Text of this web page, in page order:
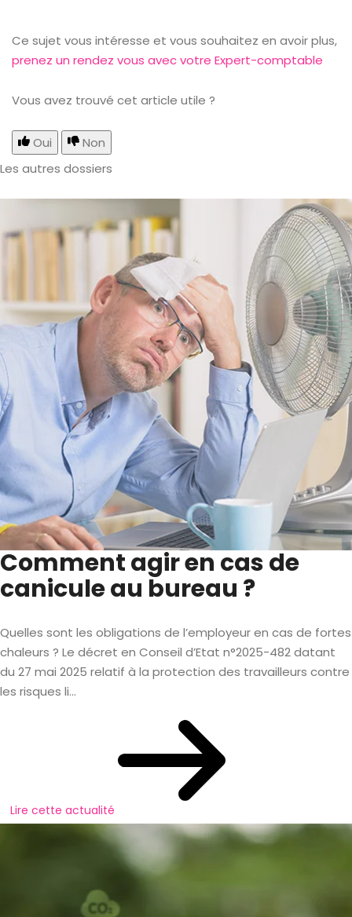
Ce sujet vous intéresse et vous souhaitez en avoir plus,
prenez un rendez vous avec votre Expert-comptable
Vous avez trouvé cet article utile ?
Oui
Non
Les autres dossiers
Comment agir en cas de
canicule au bureau ?
Quelles sont les obligations de l’employeur en cas de fortes
chaleurs ? Le décret en Conseil d’Etat n°2025-482 datant
du 27 mai 2025 relatif à la protection des travailleurs contre
les risques li...
Lire cette actualité